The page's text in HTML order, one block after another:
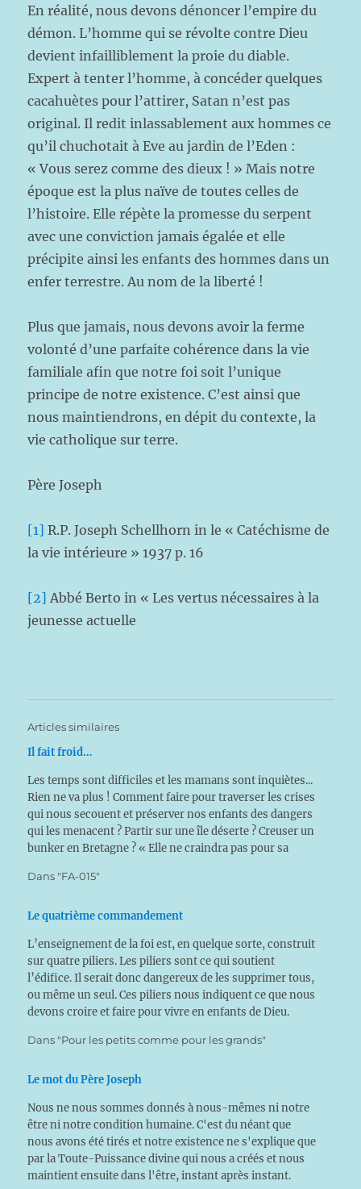
En réalité, nous devons dénoncer l’empire du
démon. L’homme qui se révolte contre Dieu
devient infailliblement la proie du diable.
Expert à tenter l’homme, à concéder quelques
cacahuètes pour l’attirer, Satan n’est pas
original. Il redit inlassablement aux hommes ce
qu’il chuchotait à Eve au jardin de l’Eden :
« Vous serez comme des dieux ! » Mais notre
époque est la plus naïve de toutes celles de
l’histoire. Elle répète la promesse du serpent
avec une conviction jamais égalée et elle
précipite ainsi les enfants des hommes dans un
enfer terrestre. Au nom de la liberté !
Plus que jamais, nous devons avoir la ferme
volonté d’une parfaite cohérence dans la vie
familiale afin que notre foi soit l’unique
principe de notre existence. C’est ainsi que
nous maintiendrons, en dépit du contexte, la
vie catholique sur terre.
Père Joseph
[1] R.P. Joseph Schellhorn in le « Catéchisme de
la vie intérieure » 1937 p. 16
[2] Abbé Berto in « Les vertus nécessaires à la
jeunesse actuelle
Articles similaires
Il fait froid…
Les temps sont difficiles et les mamans sont inquiètes...
Rien ne va plus ! Comment faire pour traverser les crises
qui nous secouent et préserver nos enfants des dangers
qui les menacent ? Partir sur une île déserte ? Creuser un
bunker en Bretagne ? « Elle ne craindra pas pour sa
Dans "FA-015"
Le quatrième commandement
L’enseignement de la foi est, en quelque sorte, construit
sur quatre piliers. Les piliers sont ce qui soutient
l’édifice. Il serait donc dangereux de les supprimer tous,
ou même un seul. Ces piliers nous indiquent ce que nous
devons croire et faire pour vivre en enfants de Dieu.
Dans "Pour les petits comme pour les grands"
Le mot du Père Joseph
Nous ne nous sommes donnés à nous-mêmes ni notre
être ni notre condition humaine. C'est du néant que
nous avons été tirés et notre existence ne s'explique que
par la Toute-Puissance divine qui nous a créés et nous
maintient ensuite dans l'être, instant après instant.